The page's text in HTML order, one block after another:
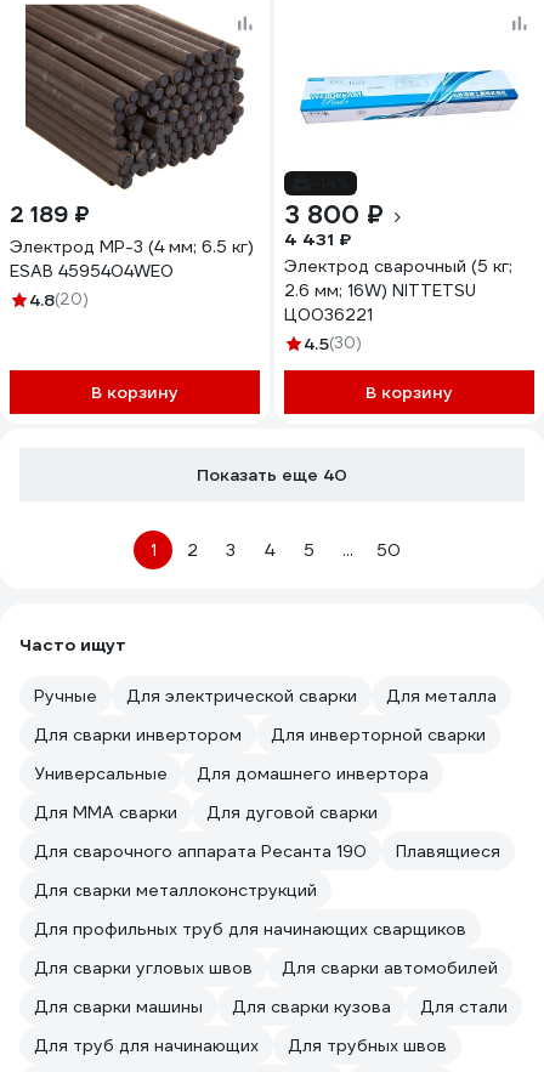
2 189 ₽
Электрод МР-3 (4 мм; 6.5 кг)
ESAB 4595404WE0
4.8(20)
В корзину
3 800 ₽
4 431 ₽
Электрод сварочный (5 кг;
2.6 мм; 16W) NITTETSU
Ц0036221
4.5(30)
В корзину
Показать еще 40
1 2 3 4 5 ... 50
Часто ищут
Ручные Для электрической сварки
Для металла
Для сварки инвертором
Для инверторной сварки
Универсальные
Для домашнего инвертора
Для ММА сварки
Для дуговой сварки
Для сварочного аппарата Ресанта 190
Плавящиеся
Для сварки металлоконструкций
Для профильных труб для начинающих сварщиков
Для сварки угловых швов
Для сварки автомобилей
Для сварки машины
Для сварки кузова
Для стали
Для труб для начинающих
Для трубных швов